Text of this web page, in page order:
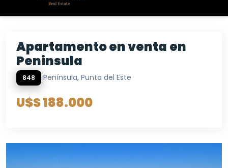
Apartamento en venta en
Peninsula
848 Península, Punta del Este
U$S 188.000